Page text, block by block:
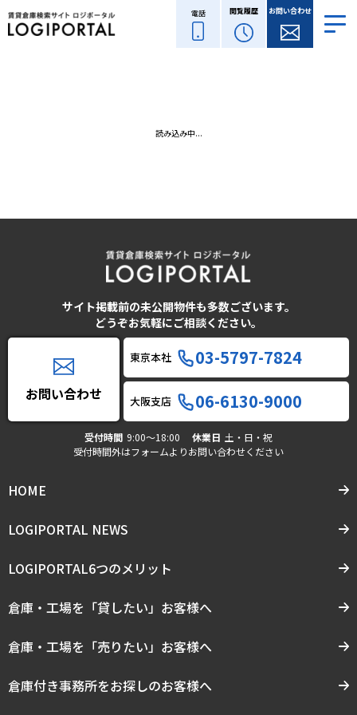
電話 閲覧履歴 お問い合わせ
読み込み中...
サイト掲載前の未公開物件も多数ございます。
どうぞお気軽にご相談ください。
お問い合わせ
東京本社 03-5797-7824
大阪支店 06-6130-9000
受付時間 9:00〜18:00 休業日 土・日・祝
受付時間外はフォームよりお問い合わせください
HOME
LOGIPORTAL NEWS
LOGIPORTAL6つのメリット
倉庫・工場を「貸したい」お客様へ
倉庫・工場を「売りたい」お客様へ
倉庫付き事務所をお探しのお客様へ